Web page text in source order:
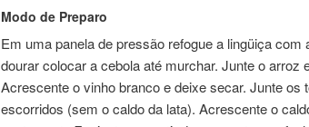
Modo de Preparo
Em uma panela de pressão refogue a lingüiça com
dourar colocar a cebola até murchar. Junte o arroz
Acrescente o vinho branco e deixe secar. Junte os
escorridos (sem o caldo da lata). Acrescente o